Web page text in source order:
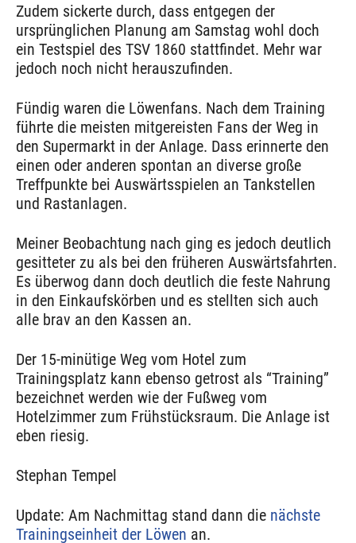
Zudem sickerte durch, dass entgegen der
ursprünglichen Planung am Samstag wohl doch
ein Testspiel des TSV 1860 stattfindet. Mehr war
jedoch noch nicht herauszufinden.
Fündig waren die Löwenfans. Nach dem Training
führte die meisten mitgereisten Fans der Weg in
den Supermarkt in der Anlage. Dass erinnerte den
einen oder anderen spontan an diverse große
Treffpunkte bei Auswärtsspielen an Tankstellen
und Rastanlagen.
Meiner Beobachtung nach ging es jedoch deutlich
gesitteter zu als bei den früheren Auswärtsfahrten.
Es überwog dann doch deutlich die feste Nahrung
in den Einkaufskörben und es stellten sich auch
alle brav an den Kassen an.
Der 15-minütige Weg vom Hotel zum
Trainingsplatz kann ebenso getrost als “Training”
bezeichnet werden wie der Fußweg vom
Hotelzimmer zum Frühstücksraum. Die Anlage ist
eben riesig.
Stephan Tempel
Update: Am Nachmittag stand dann die nächste
Trainingseinheit der Löwen an.